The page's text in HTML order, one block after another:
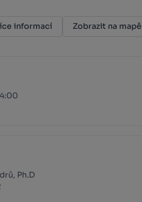
informací Zobrazit na mapě
Ph.D